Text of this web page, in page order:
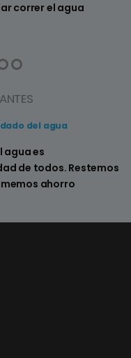
correr el agua
del agua
agua es
de todos. Restemos
ahorro